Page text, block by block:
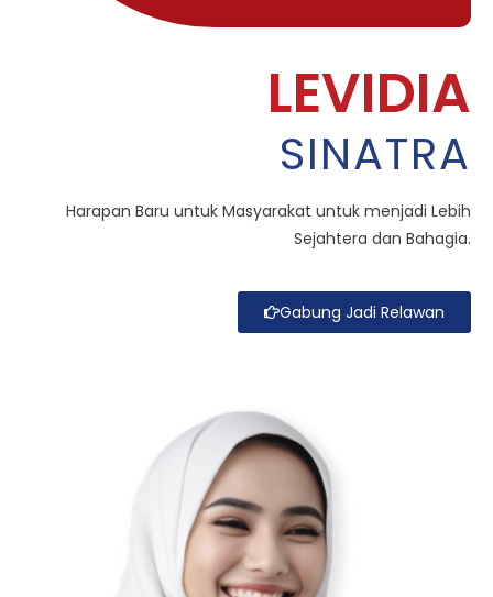
LEVIDIA
SINATRA
Harapan Baru untuk Masyarakat untuk menjadi Lebih
Sejahtera dan Bahagia.
Gabung Jadi Relawan